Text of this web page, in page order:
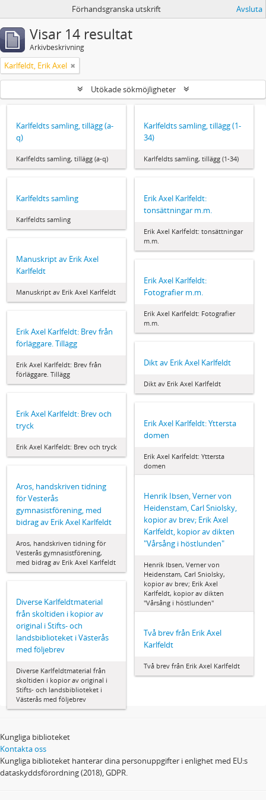
Förhandsgranska utskrift Avsluta
Visar 14 resultat
Arkivbeskrivning
Karlfeldt, Erik Axel
Utökade sökmöjligheter
Karlfeldts samling, tillägg (a-
q)
Karlfeldts samling, tillägg (a-q)
Karlfeldts samling, tillägg (1-
34)
Karlfeldts samling, tillägg (1-34)
Karlfeldts samling
Karlfeldts samling
Erik Axel Karlfeldt:
tonsättningar m.m.
Erik Axel Karlfeldt: tonsättningar
m.m.
Manuskript av Erik Axel
Karlfeldt
Manuskript av Erik Axel Karlfeldt
Erik Axel Karlfeldt:
Fotografier m.m.
Erik Axel Karlfeldt: Fotografier
m.m.
Erik Axel Karlfeldt: Brev från
förläggare. Tillägg
Erik Axel Karlfeldt: Brev från
förläggare. Tillägg
Dikt av Erik Axel Karlfeldt
Dikt av Erik Axel Karlfeldt
Erik Axel Karlfeldt: Brev och
tryck
Erik Axel Karlfeldt: Brev och tryck
Erik Axel Karlfeldt: Yttersta
domen
Erik Axel Karlfeldt: Yttersta
domen
Aros, handskriven tidning
för Vesterås
gymnasistförening, med
bidrag av Erik Axel Karlfeldt
Aros, handskriven tidning för
Vesterås gymnasistförening,
med bidrag av Erik Axel Karlfeldt
Henrik Ibsen, Verner von
Heidenstam, Carl Sniolsky,
kopior av brev; Erik Axel
Karlfeldt, kopior av dikten
"Vårsång i höstlunden"
Henrik Ibsen, Verner von
Heidenstam, Carl Sniolsky,
kopior av brev; Erik Axel
Karlfeldt, kopior av dikten
"Vårsång i höstlunden"
Diverse Karlfeldtmaterial
från skoltiden i kopior av
original i Stifts- och
landsbiblioteket i Västerås
med följebrev
Diverse Karlfeldtmaterial från
skoltiden i kopior av original i
Stifts- och landsbiblioteket i
Västerås med följebrev
Två brev från Erik Axel
Karlfeldt
Två brev från Erik Axel Karlfeldt
Kungliga biblioteket
Kontakta oss
Kungliga biblioteket hanterar dina personuppgifter i enlighet med EU:s
dataskyddsförordning (2018), GDPR.